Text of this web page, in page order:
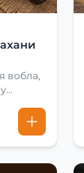
вобла,